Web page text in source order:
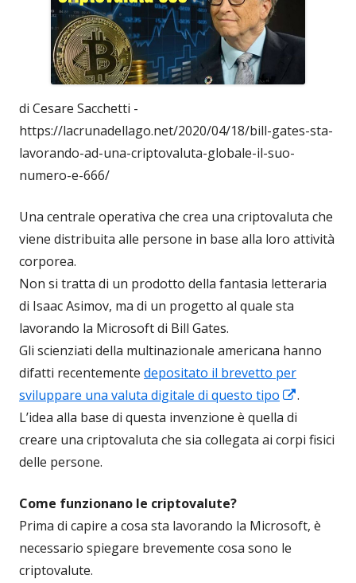
di Cesare Sacchetti -
https://lacrunadellago.net/2020/04/18/bill-gates-sta-
lavorando-ad-una-criptovaluta-globale-il-suo-
numero-e-666/
Una centrale operativa che crea una criptovaluta che
viene distribuita alle persone in base alla loro attività
corporea.
Non si tratta di un prodotto della fantasia letteraria
di Isaac Asimov, ma di un progetto al quale sta
lavorando la Microsoft di Bill Gates.
Gli scienziati della multinazionale americana hanno
difatti recentemente depositato il brevetto per
sviluppare una valuta digitale di questo tipo
Apre
una
.
L’idea alla base di questa invenzione è quella di
creare una criptovaluta che sia collegata ai corpi fisici
delle persone.
Come funzionano le criptovalute?
Prima di capire a cosa sta lavorando la Microsoft, è
necessario spiegare brevemente cosa sono le
criptovalute.